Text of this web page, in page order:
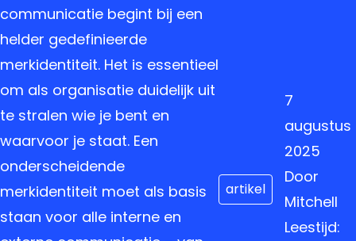
communicatie begint bij een
helder gedefinieerde
merkidentiteit. Het is essentieel
om als organisatie duidelijk uit
te stralen wie je bent en
waarvoor je staat. Een
onderscheidende
merkidentiteit moet als basis
staan voor alle interne en
artikel
7
augustus
2025
Door
Mitchell
Leestijd: